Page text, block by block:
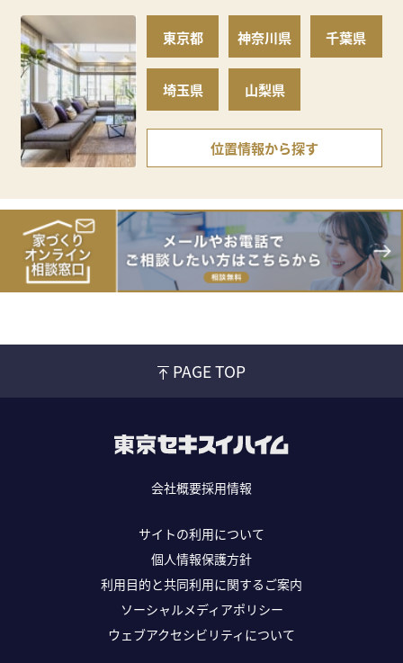
東京都 神奈川県 千葉県
埼玉県 山梨県
位置情報から探す
PAGE TOP
会社概要採用情報
サイトの利用について
個人情報保護方針
利用目的と共同利用に関するご案内
ソーシャルメディアポリシー
ウェブアクセシビリティについて